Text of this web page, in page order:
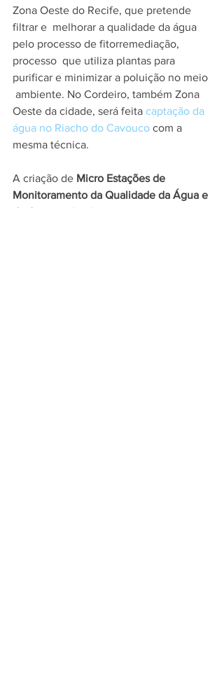
Zona Oeste do Recife, que pretende
filtrar e  melhorar a qualidade da água
pelo processo de fitorremediação,
processo  que utiliza plantas para
purificar e minimizar a poluição no meio
ambiente. No Cordeiro, também Zona
Oeste da cidade, será feita captação da
água no Riacho do Cavouco com a
mesma técnica.
A criação de Micro Estações de
Monitoramento da Qualidade da Água e
do Ar
  também é um projeto-piloto